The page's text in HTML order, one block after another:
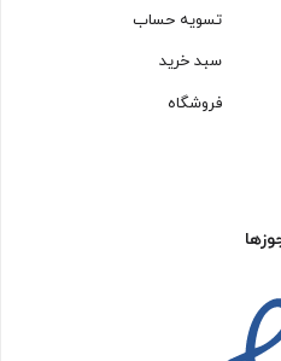
تسویه حساب
سبد خرید
فروشگاه